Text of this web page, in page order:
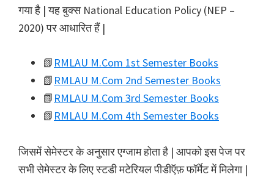
गया है | यह बुक्स National Education Policy (NEP –
2020) पर आधारित हैं |
📗 RMLAU M.Com 1st Semester Books
📗 RMLAU M.Com 2nd Semester Books
📗 RMLAU M.Com 3rd Semester Books
📗 RMLAU M.Com 4th Semester Books
जिसमें सेमेस्टर के अनुसार एग्जाम होता है | आपको इस पेज पर
सभी सेमेस्टर के लिए स्टडी मटेरियल पीडीऍफ़ फॉर्मेट में मिलेगा |